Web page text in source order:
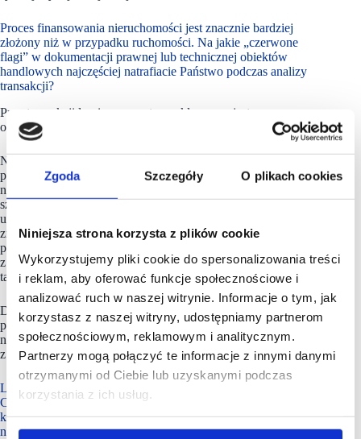
Zgoda Szczegóły O plikach cookies
Niniejsza strona korzysta z plików cookie
Wykorzystujemy pliki cookie do spersonalizowania treści
i reklam, aby oferować funkcje społecznościowe i
analizować ruch w naszej witrynie. Informacje o tym, jak
korzystasz z naszej witryny, udostępniamy partnerom
społecznościowym, reklamowym i analitycznym.
Partnerzy mogą połączyć te informacje z innymi danymi
otrzymanymi od Ciebie lub uzyskanymi podczas
korzystania z ich usług.
Proces finansowania nieruchomości jest znacznie bardziej
złożony niż w przypadku ruchomości. Na jakie „czerwone
flagi” w dokumentacji prawnej lub technicznej obiektów
handlowych najczęściej natrafiacie Państwo podczas analizy
transakcji?
Przy transakcji leasingu zwrotnego kluczowe jest prawomocne
oddanie w całości nieruchomości do użytkowania.
Natomiast tymi „czerwonymi flagami” są niewątpliwie
przysługujące najemcom szeroko rozumiane prawa pierwokupu
nieruchomości. To jest bariera nie do zaakceptowania,
szczególnie przy sprzedaży nieruchomości po zakończeniu
umowy leasingu, gdzie ustalona cena sprzedaży nieruchomości
znacznie odbiega od ceny rynkowej, a prawo nabycia
po tej cenie przysługuje tylko leasingobiorcy. W związku
z czym, warunkiem zawarcia umowy leasingu jest wykreślenie
takiego prawa, poprzez aneksowanie umowy najmu
Dość istotną kwestią jest konieczność zawarcia z najemcami
porozumień, na podstawie których spółka leasingowa przenosi
na leasingobiorcę prawa i obowiązki z umowy najmu, w które
z mocy prawa wstąpiła nabywając nieruchomość.
Leasing nieruchomości wciąż uchodzi za produkt niszowy.
Co z Pani perspektywy jest największym mitem,
który powstrzymuje inwestorów przed korzystaniem z tego
narzędzia?